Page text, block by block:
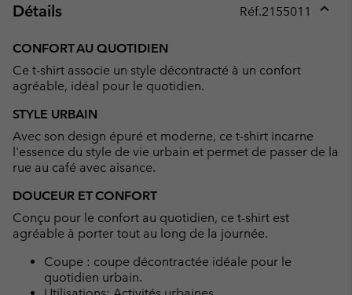
Détails Réf.2155011
CONFORT AU QUOTIDIEN
Ce t-shirt associe un style décontracté à un confort
agréable, idéal pour le quotidien.
STYLE URBAIN
Avec son design épuré et moderne, ce t-shirt incarne
l'essence du style de vie urbain et permet de passer de la
rue au café avec aisance.
DOUCEUR ET CONFORT
Conçu pour le confort au quotidien, ce t-shirt est
agréable à porter tout au long de la journée.
Coupe : coupe décontractée idéale pour le
quotidien urbain.